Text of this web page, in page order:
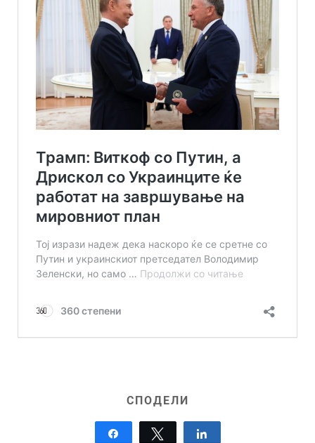
СПОДЕЛИ
Tweet